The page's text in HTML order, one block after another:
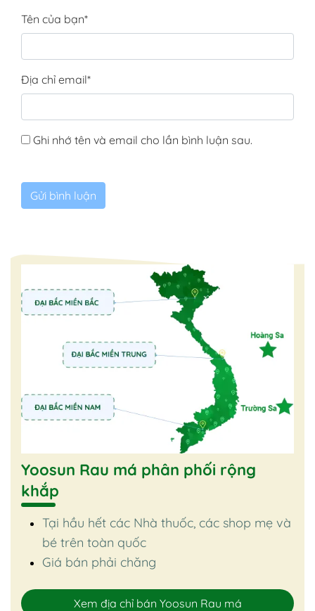
Tên của bạn*
Địa chỉ email*
Ghi nhớ tên và email cho lần bình luận sau.
Yoosun Rau má phân phối rộng
khắp
Tại hầu hết các Nhà thuốc, các shop mẹ và
bé trên toàn quốc
Giá bán phải chăng
Xem địa chỉ bán Yoosun Rau má